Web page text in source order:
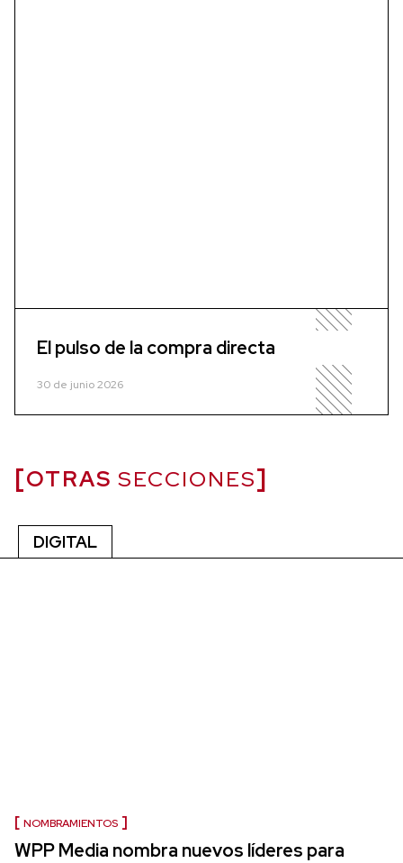
El pulso de la compra directa
30 de junio 2026
OTRAS SECCIONES
DIGITAL
NOMBRAMIENTOS
WPP Media nombra nuevos líderes para